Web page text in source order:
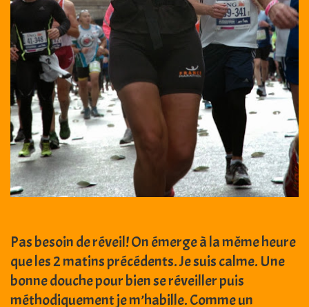
Pas besoin de réveil! On émerge à la même heure
que les 2 matins précédents. Je suis calme. Une
bonne douche pour bien se réveiller puis
méthodiquement je m’habille. Comme un